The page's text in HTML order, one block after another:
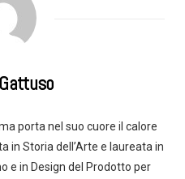
porta nel suo cuore il calore
in Storia dell’Arte e laureata in
e in Design del Prodotto per